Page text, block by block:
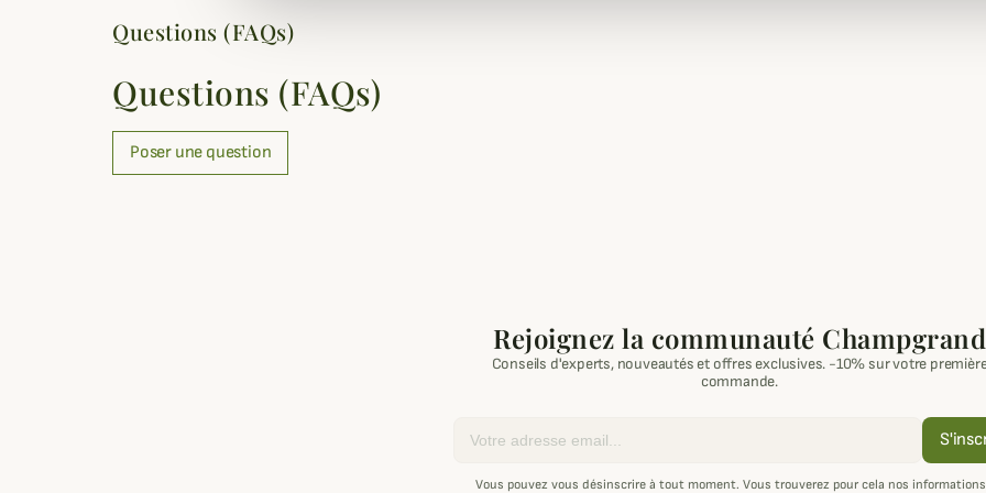
Questions (FAQs)
Questions (FAQs)
Poser une question
Rejoignez la communauté Champgrand
Conseils d'experts, nouveautés et offres exclusives. -10% sur votre
commande.
Vous pouvez vous désinscrire à tout moment. Vous trouverez pour cela nos